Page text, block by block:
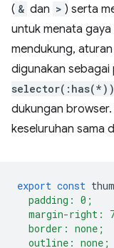
( & dan > ) serta
untuk menata
mendukung,
digunakan
selector(:has(*))
dukungan
keseluruhan sama
export const
  padding: 0;
margin-right:
  border: none;
  outline: none;